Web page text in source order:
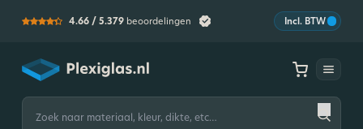
4.66 / 5.379 beoordelingen Incl. BTW
Plexiglas
Zoeken
naar: